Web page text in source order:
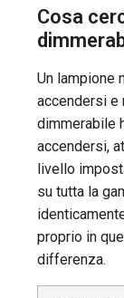
Cosa
Un lampione
accendersi e
dimmerabile
accendersi,
livello
su tutta la
proprio in
differenza.